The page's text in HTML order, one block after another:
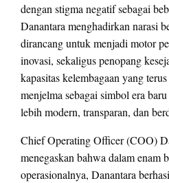
dengan stigma negatif sebagai
Danantara menghadirkan narasi
dirancang untuk menjadi motor
inovasi, sekaligus penopang
kapasitas kelembagaan yang
menjelma sebagai simbol era
lebih modern, transparan, dan
Chief Operating Officer (COO)
menegaskan bahwa dalam enam
operasionalnya, Danantara